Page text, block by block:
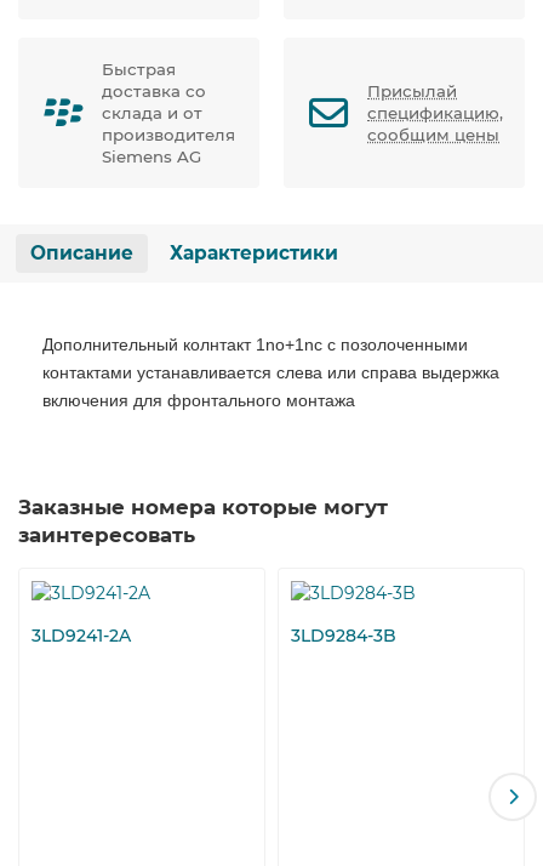
Быстрая
доставка со
склада и от
производителя
Siemens AG
Присылай
спецификацию,
сообщим цены
Описание Характеристики
Дополнительный колнтакт 1no+1nc с позолоченными
контактами устанавливается слева или справа выдержка
включения для фронтального монтажа
Заказные номера которые могут
заинтересовать
3LD9241-2A 3LD9284-3B